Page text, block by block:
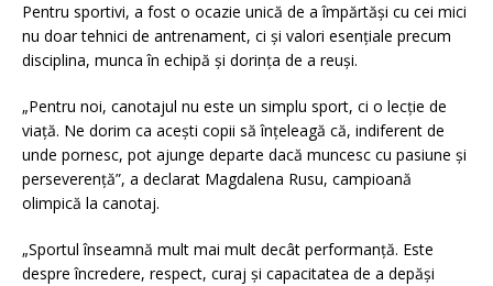
Pentru sportivi, a fost o ocazie unică de a împărtăși cu cei mici
nu doar tehnici de antrenament, ci și valori esențiale precum
disciplina, munca în echipă și dorința de a reuși.
„Pentru noi, canotajul nu este un simplu sport, ci o lecție de
viață. Ne dorim ca acești copii să înțeleagă că, indiferent de
unde pornesc, pot ajunge departe dacă muncesc cu pasiune și
perseverență”, a declarat Magdalena Rusu, campioană
olimpică la canotaj.
„Sportul înseamnă mult mai mult decât performanță. Este
despre încredere, respect, curaj și capacitatea de a depăși